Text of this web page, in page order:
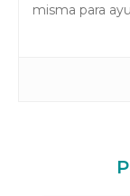
misma para